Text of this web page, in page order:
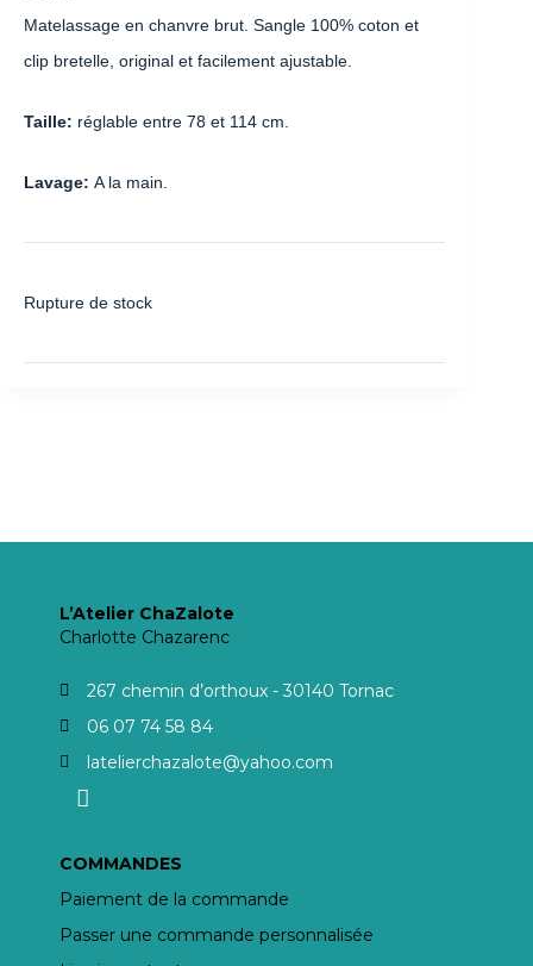
Matelassage en chanvre brut. Sangle 100% coton et
clip bretelle, original et facilement ajustable.
Taille: réglable entre 78 et 114 cm.
Lavage: A la main.
Rupture de stock
L’Atelier ChaZalote
Charlotte Chazarenc
267 chemin d’orthoux - 30140 Tornac
06 07 74 58 84
latelierchazalote@yahoo.com
COMMANDES
Paiement de la commande
Passer une commande personnalisée